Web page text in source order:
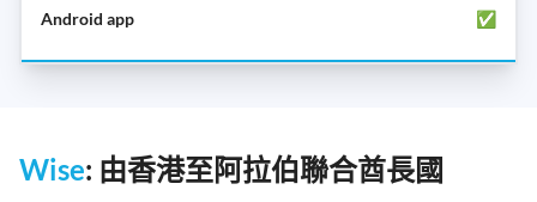
✅
Wise: 由香港至阿拉伯聯合酋長國